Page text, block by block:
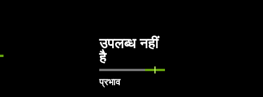
उपलब्ध नहीं
है
प्रभाव